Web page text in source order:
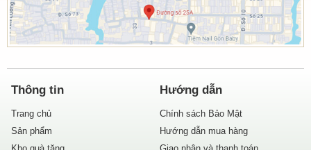
Thông tin
Trang chủ
Sản phẩm
Hướng dẫn
Chính sách Bảo Mật
Hướng dẫn mua hàng